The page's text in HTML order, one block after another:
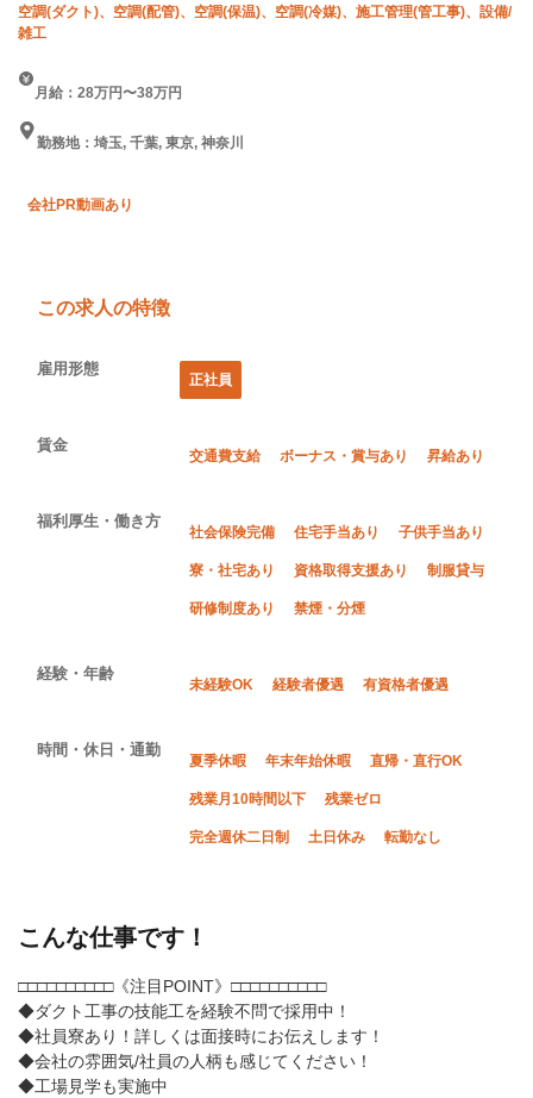
空調(ダクト)、空調(配管)、空調(保温)、空調(冷媒)、施工管理(管工事)、設備/
雑工
月給：28万円〜38万円
勤務地：埼玉, 千葉, 東京, 神奈川
会社PR動画あり
この求人の特徴
雇用形態
正社員
賃金
交通費支給 ボーナス・賞与あり 昇給あり
福利厚生・働き方
社会保険完備 住宅手当あり 子供手当あり
寮・社宅あり 資格取得支援あり 制服貸与
研修制度あり 禁煙・分煙
経験・年齢
未経験OK 経験者優遇 有資格者優遇
時間・休日・通勤
夏季休暇 年末年始休暇 直帰・直行OK
残業月10時間以下 残業ゼロ
完全週休二日制 土日休み 転勤なし
こんな仕事です！
□□□□□□□□□□《注目POINT》□□□□□□□□□□
◆ダクト工事の技能工を経験不問で採用中！
◆社員寮あり！詳しくは面接時にお伝えします！
◆会社の雰囲気/社員の人柄も感じてください！
◆工場見学も実施中